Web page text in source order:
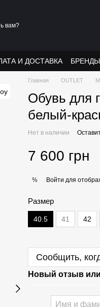
вам?
И ДОСТАВКА БРЕНДЫ
Главная OUTLET
Обувь для
белый-
Нет в наличии
7 600 грн
% Войти для
Размер
40.5 41 42
Сообщить,
Новый отзыв